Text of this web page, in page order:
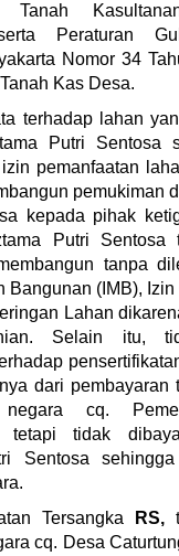
Tanah
Peraturan
Nomor 34
Kas Desa.
terhadap lahan
Putri Sentosa
pemanfaatan
pemukiman
kepada pihak
Putri Sentosa
tanpa
Bangunan (IMB),
Lahan
Selain itu,
dari pembayaran
negara cq.
tetapi tidak
Sentosa sehingga
Tersangka
RS,
cq. Desa